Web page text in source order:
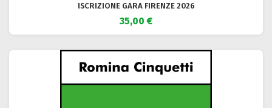
ISCRIZIONE GARA FIRENZE 2026
35,00 €